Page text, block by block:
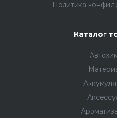
Политика
Каталог